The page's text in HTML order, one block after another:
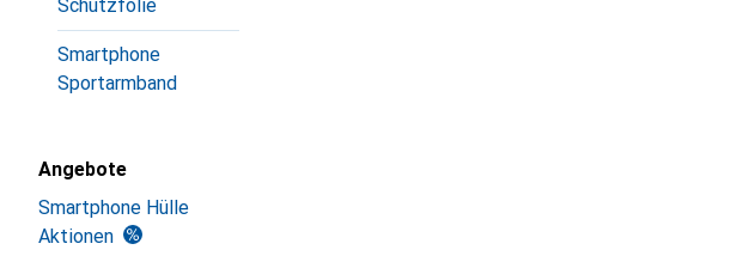
Schutzfolie
Smartphone
Sportarmband
Angebote
Smartphone Hülle
Aktionen